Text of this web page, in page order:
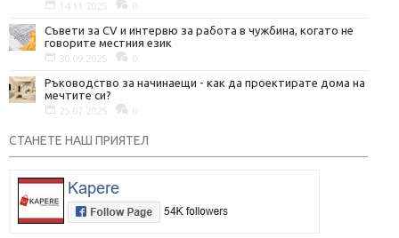
14.11.2025 0
Съвети за CV и интервю за работа в чужбина, когато не
говорите местния език
30.09.2025 0
Ръководство за начинаещи - как да проектирате дома на
мечтите си?
25.07.2025 0
СТАНЕТЕ НАШ ПРИЯТЕЛ